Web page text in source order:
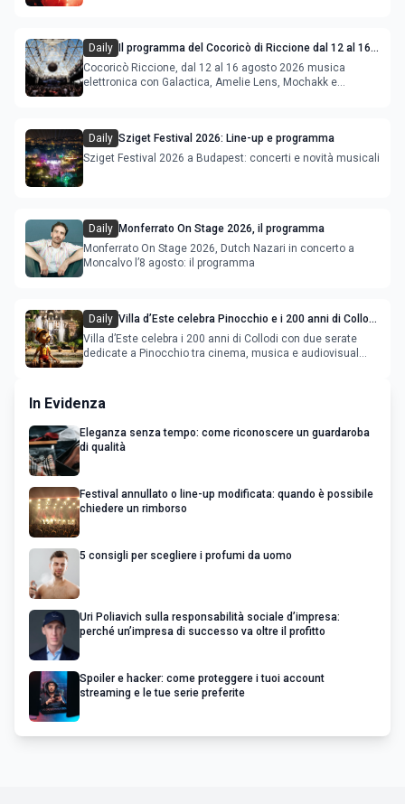
Daily
Il programma del Cocoricò di Riccione dal 12 al 16
agosto 2026
Cocoricò Riccione, dal 12 al 16 agosto 2026 musica
elettronica con Galactica, Amelie Lens, Mochakk e
Daily Sziget Festival 2026: Line-up e programma
Sziget Festival 2026 a Budapest: concerti e novità musicali
Daily Monferrato On Stage 2026, il programma
Monferrato On Stage 2026, Dutch Nazari in concerto a
Moncalvo l’8 agosto: il programma
Daily Villa d’Este celebra Pinocchio e i 200 anni di Collodi
con cinema, musica e audiovisual mapping
Villa d’Este celebra i 200 anni di Collodi con due serate
dedicate a Pinocchio tra cinema, musica e audiovisual
In Evidenza
Eleganza senza tempo: come riconoscere un guardaroba
di qualità
Festival annullato o line-up modificata: quando è possibile
chiedere un rimborso
5 consigli per scegliere i profumi da uomo
Uri Poliavich sulla responsabilità sociale d’impresa:
perché un’impresa di successo va oltre il profitto
Spoiler e hacker: come proteggere i tuoi account
streaming e le tue serie preferite